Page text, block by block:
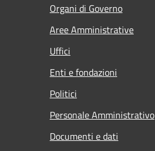
Organi di Governo
Aree Amministrative
Uffici
Enti e fondazioni
Politici
Personale Amministrativo
Documenti e dati